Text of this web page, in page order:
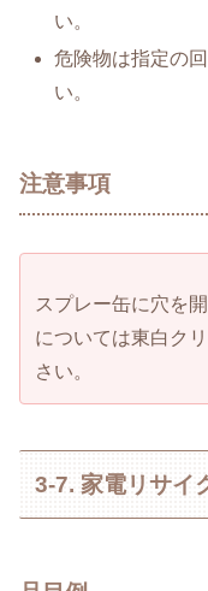
い。
危険物は指定の
い。
注意事項
スプレー缶に穴を
については東白ク
さい。
3-7. 家電リサイ